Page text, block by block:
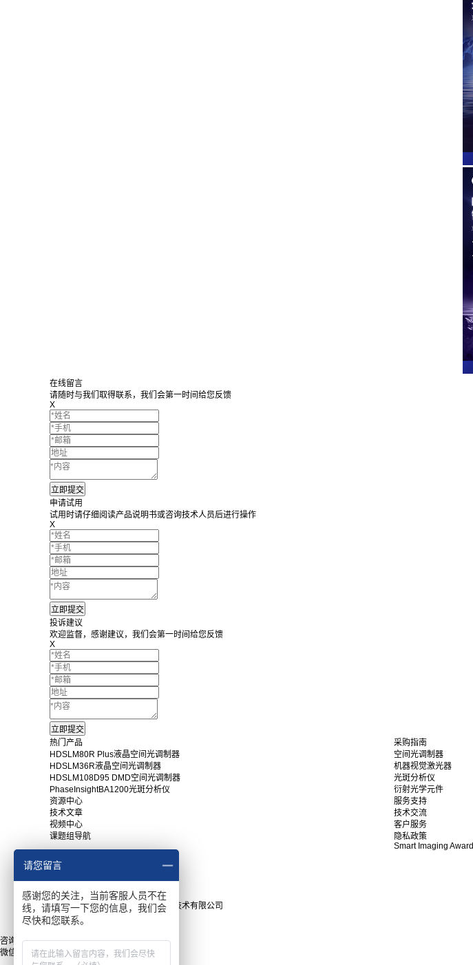
在线留言
请随时与我们取得联系，我们会第一时间给您反馈
X
申请试用
试用时请仔细阅读产品说明书或咨询技术人员后进行操作
X
投诉建议
欢迎监督，感谢建议，我们会第一时间给您反馈
X
热门产品
HDSLM80R Plus液晶空间光调制器
HDSLM36R液晶空间光调制器
HDSLM108D95 DMD空间光调制器
PhaseInsightBA1200光斑分析仪
采购指南
空间光调制器
机器视觉激光器
光斑分析仪
衍射光学元件
资源中心
技术文章
视频中心
课题组导航
服务支持
技术交流
客户服务
隐私政策
Smart Imaging Award
产品手册
软件下载
Copyright © 2025上海瑞立柯信息技术有限公司
沪ICP备15043820号
咨询
微信
请您留言
感谢您的关注，当前客服人员不在
线，请填写一下您的信息，我们会
尽快和您联系。